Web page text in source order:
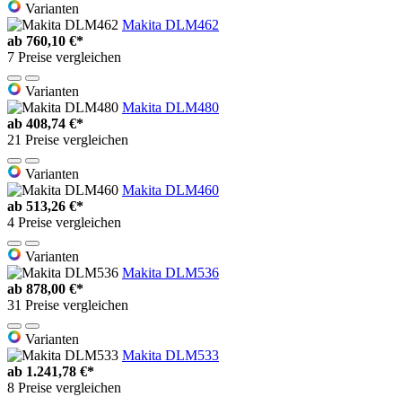
Varianten
Makita DLM462
ab 760,10 €*
7 Preise vergleichen
Varianten
Makita DLM480
ab 408,74 €*
21 Preise vergleichen
Varianten
Makita DLM460
ab 513,26 €*
4 Preise vergleichen
Varianten
Makita DLM536
ab 878,00 €*
31 Preise vergleichen
Varianten
Makita DLM533
ab 1.241,78 €*
8 Preise vergleichen